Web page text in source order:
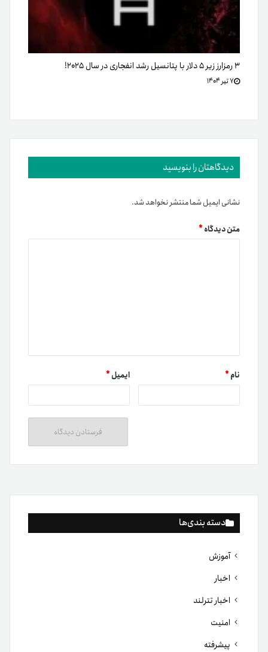
دسته بندی‌ها
آموزش
اخبار
اخبار تترلند
امنیت
پیشرفته
۳ رمزارز زیر ۵ دلار با پتانسیل رشد انفجاری در سال ۲۰۲۵!
۷ تیر ۱۴۰۴
دیدگاهتان را بنویسید
نشانی ایمیل شما منتشر نخواهد شد.
متن دیدگاه*
نام* ایمیل*